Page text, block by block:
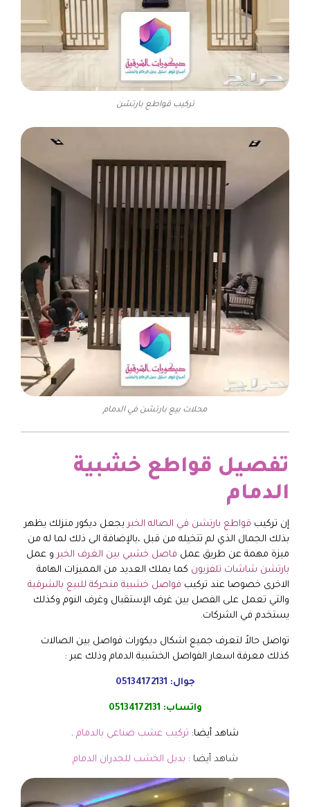
تركيب قواطع بارتشن
محلات بيع بارتشن في الدمام
تفصيل قواطع خشبية
الدمام
إن تركيب قواطع بارتشن في الصاله الخبريجعل ديكور منزلك يظهر
بذلك الجمال الذي لم تتخيله من قبل ،بالإضافة الى ذلك لما له من
ميزة مهمة عن طريق عمل فاصل خشبي بين الغرف الخبرو عمل
بارتشن شاشات تلفزيون كما يملك العديد من المميزات الهامة
الاخرى خصوصا عند تركيب فواصل خشبية متحركة للبيع بالشرقية
والتي تعمل على الفصل بين غرف الإستقبال وغرف النوم وكذلك
يستخدم في الشركات.
تواصل حالاً لتعرف جميع اشكال ديكورات فواصل بين الصالات
كذلك معرفة اسعار الفواصل الخشبية الدمام وذلك عبر :
جوال: 05134172131
واتساب: 05134172131
شاهد أيضا: تركيب عشب صناعي بالدمام .
شاهد أيضا : بديل الخشب للجدران الدمام